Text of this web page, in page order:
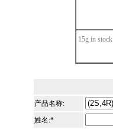
15g in stock
产品名称:
姓名:*